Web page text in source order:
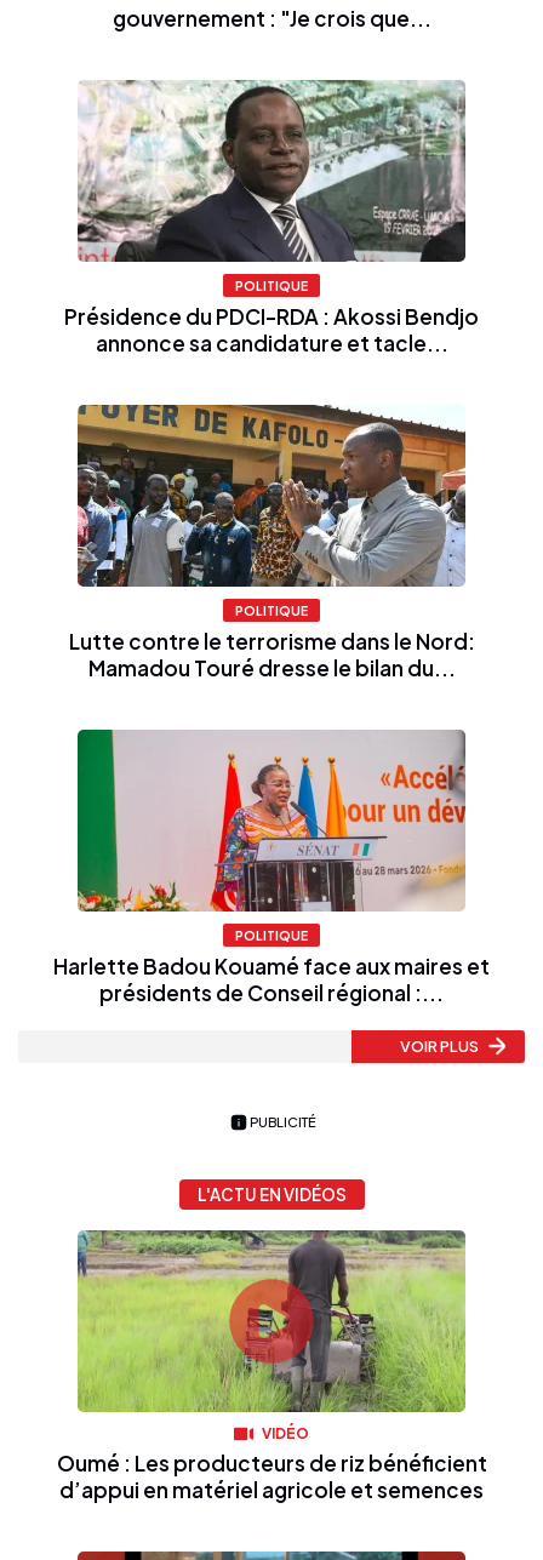
gouvernement : "Je crois que...
POLITIQUE
Présidence du PDCI-RDA : Akossi Bendjo
annonce sa candidature et tacle...
POLITIQUE
Lutte contre le terrorisme dans le Nord:
Mamadou Touré dresse le bilan du...
POLITIQUE
Harlette Badou Kouamé face aux maires et
présidents de Conseil régional :...
VOIR PLUS
PUBLICITÉ
L'ACTU EN VIDÉOS
VIDÉO
Oumé : Les producteurs de riz bénéficient
d’appui en matériel agricole et semences